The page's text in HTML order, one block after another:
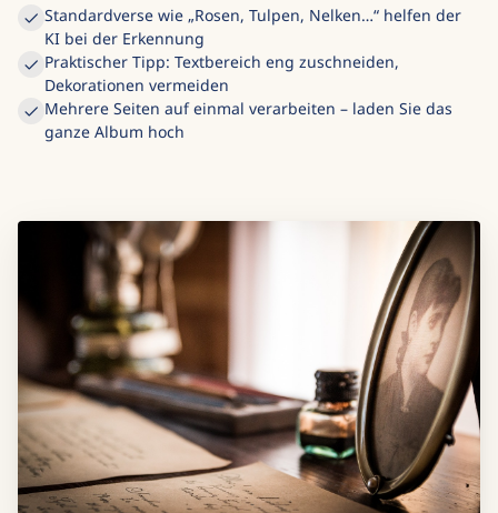
Standardverse wie „Rosen, Tulpen, Nelken…“ helfen der
KI bei der Erkennung
Praktischer Tipp: Textbereich eng zuschneiden,
Dekorationen vermeiden
Mehrere Seiten auf einmal verarbeiten – laden Sie das
ganze Album hoch